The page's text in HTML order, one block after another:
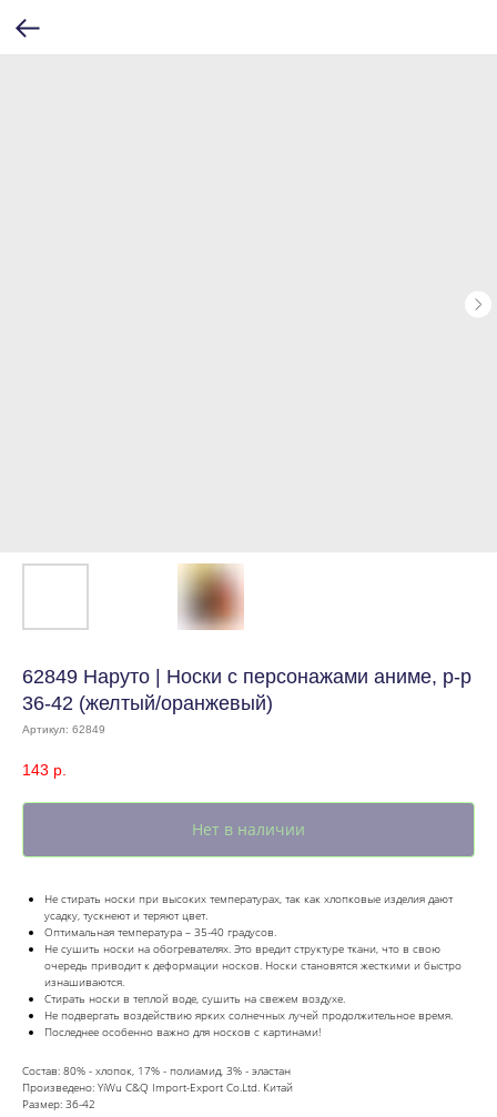
62849 Наруто | Носки с персонажами аниме, р-р
36-42 (желтый/оранжевый)
Артикул: 62849
143 р.
Нет в наличии
Не стирать носки при высоких температурах, так как хлопковые изделия дают
усадку, тускнеют и теряют цвет.
Оптимальная температура – 35-40 градусов.
Не сушить носки на обогревателях. Это вредит структуре ткани, что в свою
очередь приводит к деформации носков. Носки становятся жесткими и быстро
изнашиваются.
Стирать носки в теплой воде, сушить на свежем воздухе.
Не подвергать воздействию ярких солнечных лучей продолжительное время.
Последнее особенно важно для носков с картинами!
Состав: 80% - хлопок, 17% - полиамид, 3% - эластан
Произведено: YiWu C&Q Import-Export Co.Ltd. Китай
Размер: 36-42